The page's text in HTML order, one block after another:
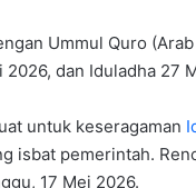
Ummul Quro
dan Iduladha 27
untuk keseragaman
isbat pemerintah.
17 Mei 2026.